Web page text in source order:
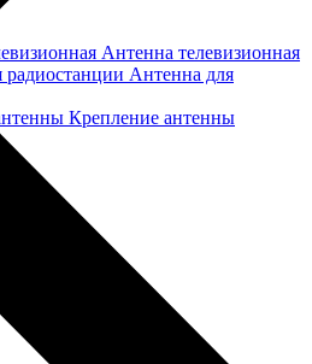
Антенна телевизионная
Антенна для
Крепление антенны